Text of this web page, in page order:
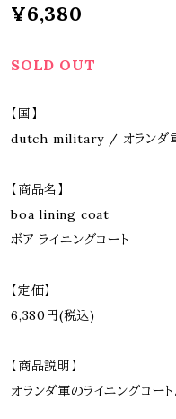
¥6,380
SOLD OUT
【国】
dutch military / オランダ
【商品名】
boa lining coat
ボア ライニングコート
【定価】
6,380円(税込)
【商品説明】
オランダ軍のライニングコート